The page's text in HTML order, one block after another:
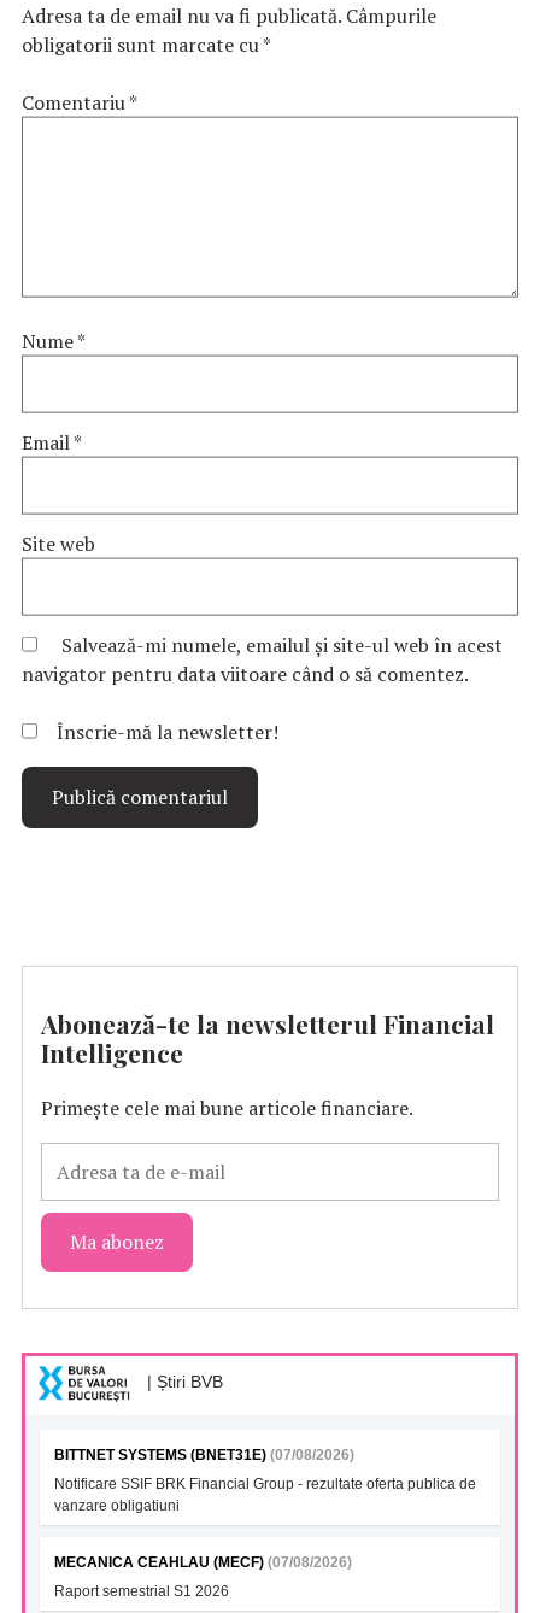
Adresa ta de email nu va fi publicată. Câmpurile
obligatorii sunt marcate cu*
Comentariu*
Nume*
Email*
Site web
Salvează-mi numele, emailul și site-ul web în acest
navigator pentru data viitoare când o să comentez.
Înscrie-mă la newsletter!
Abonează-te la newsletterul Financial
Intelligence
Primește cele mai bune articole financiare.
| Știri BVB
BITTNET SYSTEMS (BNET31E) (07/08/2026)
Notificare SSIF BRK Financial Group - rezultate oferta publica de
vanzare obligatiuni
MECANICA CEAHLAU (MECF) (07/08/2026)
Raport semestrial S1 2026